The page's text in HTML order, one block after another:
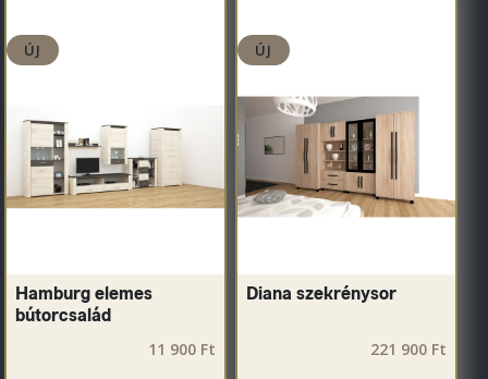
ÚJ
Hamburg elemes
bútorcsalád
11 900 Ft
ÚJ
Diana szekrénysor
221 900 Ft